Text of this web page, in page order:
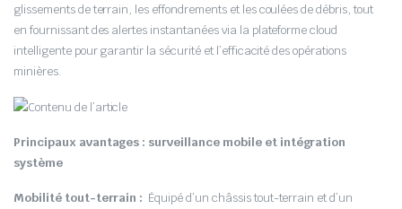
glissements de terrain, les effondrements et les coulées de débris, tout
en fournissant des alertes instantanées via la plateforme cloud
intelligente pour garantir la sécurité et l’efficacité des opérations
minières.
Principaux avantages : surveillance mobile et intégration
système
Mobilité tout-terrain : Équipé d’un châssis tout-terrain et d’un